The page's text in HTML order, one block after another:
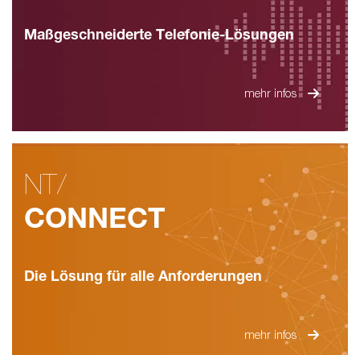
Maßgeschneiderte Telefonie-Lösungen
mehr infos
NT/
CONNECT
Die Lösung für alle Anforderungen
mehr infos